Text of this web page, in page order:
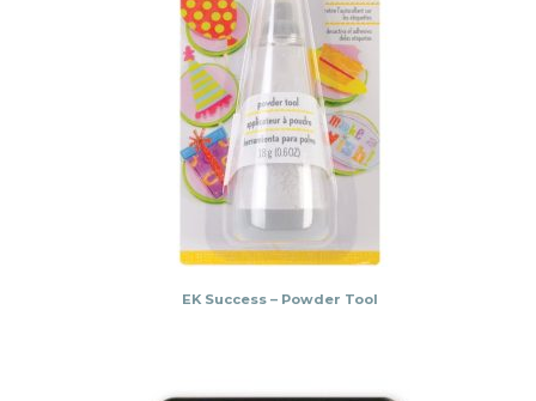
EK Success – Powder Tool